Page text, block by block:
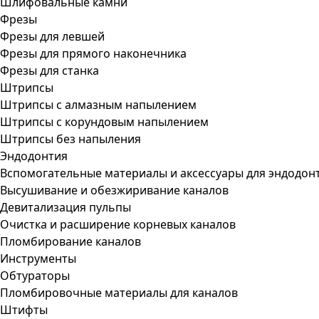
Фрезы
Фрезы для левшей
Фрезы для прямого наконечника
Фрезы для станка
Штрипсы
Штрипсы c алмазным напылением
Штрипсы c корундовым напылением
Штрипсы без напыления
Эндодонтия
Вспомогательные материалы и аксессуары для
Высушивание и обезжиривание каналов
Девитализация пульпы
Очистка и расширение корневых каналов
Пломбирование каналов
Инструменты
Обтураторы
Пломбировочные материалы для каналов
Штифты